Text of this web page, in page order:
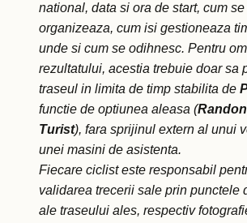
national, data si ora de start, cum se
organizeaza, cum isi gestioneaza
unde si cum se odihnesc. Pentru
rezultatului, acestia trebuie doar sa
traseul in limita de timp stabilita de
functie de optiunea aleasa (
Turist), fara sprijinul extern al unui
unei masini de asistenta.
Fiecare ciclist este responsabil
validarea trecerii sale prin punctele
ale traseului ales, respectiv